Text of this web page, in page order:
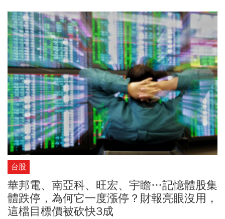
高，反映外資雖然現貨賣超幅度收斂，期貨避險部位卻是沒有減少
持續攀升。資金流向方面，權值股台積電(2330)失去動能，而光學股
大立光(3008)以4355元開盤沒多久就漲停鎖死，股后川湖(2059)也
攻上漲停9495元，顯見高價股買盤明顯回流。
台股
華邦電、南亞科、旺宏、宇瞻…記憶體股集
體跌停，為何它一度漲停？財報亮眼沒用，
這檔目標價被砍快3成